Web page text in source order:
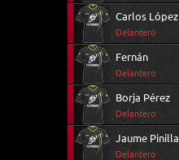
Carlos López
Delantero
Fernán
Delantero
Borja Pérez
Delantero
Jaume Pinilla
Delantero